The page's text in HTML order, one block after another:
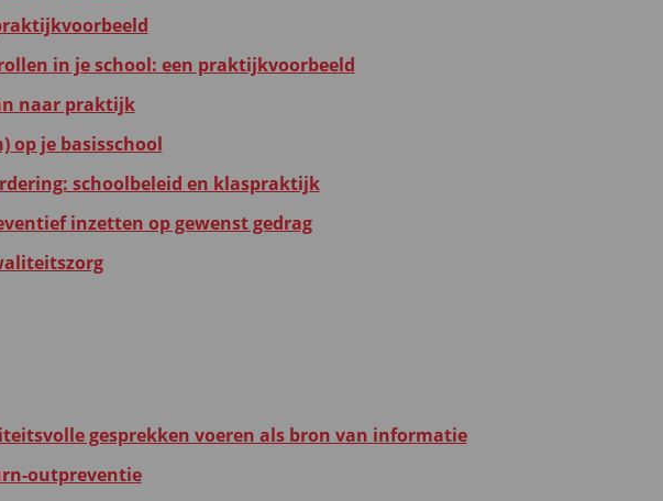
in je school: een praktijkvoorbeeld
naar praktijk
op je basisschool
schoolbeleid en klaspraktijk
inzetten op gewenst gedrag
gesprekken voeren als bron van informatie
outpreventie